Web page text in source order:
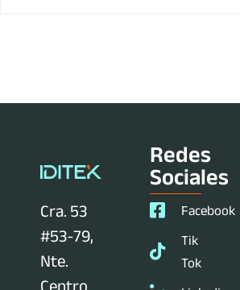
Cra. 53
#53-79,
Nte.
Centro
Redes
Sociales
Facebook
Tik
Tok